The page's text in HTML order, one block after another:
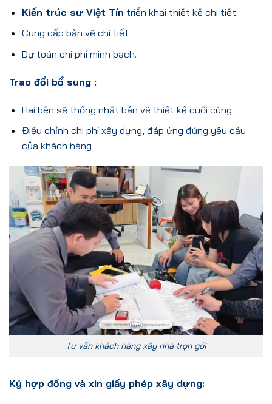
Kiến trúc sư Việt Tín triển khai thiết kế chi tiết.
Cung cấp bản vẽ chi tiết
Dự toán chi phí minh bạch.
Trao đổi bổ sung :
Hai bên sẽ thống nhất bản vẽ thiết kế cuối cùng
Điều chỉnh chi phí xây dựng, đáp ứng đúng yêu cầu
của khách hàng
Tư vấn khách hàng xây nhà trọn gói
Ký hợp đồng và xin giấy phép xây dựng: